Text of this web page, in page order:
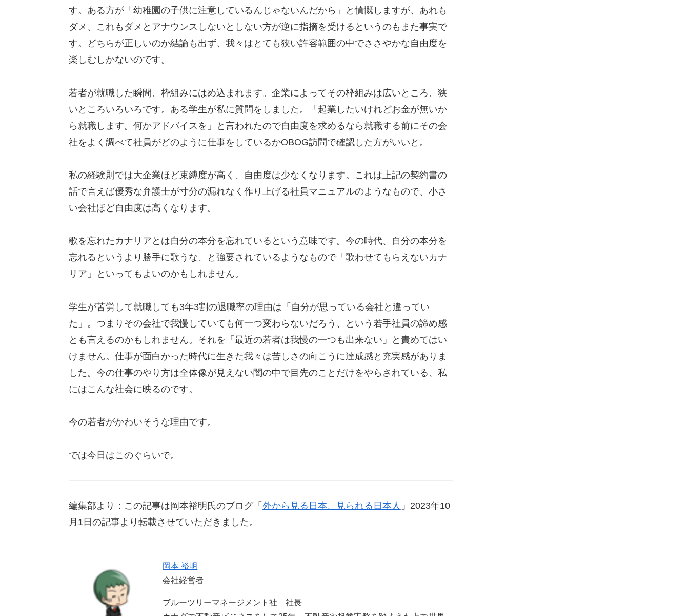
す。ある方が「幼稚園の子供に注意しているんじゃないんだから」と憤慨しますが、あれも
ダメ、これもダメとアナウンスしないとしない方が逆に指摘を受けるというのもまた事実で
す。どちらが正しいのか結論も出ず、我々はとても狭い許容範囲の中でささやかな自由度を
楽しむしかないのです。
若者が就職した瞬間、枠組みにはめ込まれます。企業によってその枠組みは広いところ、狭
いところいろいろです。ある学生が私に質問をしました。「起業したいけれどお金が無いか
ら就職します。何かアドバイスを」と言われたので自由度を求めるなら就職する前にその会
社をよく調べて社員がどのように仕事をしているかOBOG訪問で確認した方がいいと。
私の経験則では大企業ほど束縛度が高く、自由度は少なくなります。これは上記の契約書の
話で言えば優秀な弁護士が寸分の漏れなく作り上げる社員マニュアルのようなもので、小さ
い会社ほど自由度は高くなります。
歌を忘れたカナリアとは自分の本分を忘れているという意味です。今の時代、自分の本分を
忘れるというより勝手に歌うな、と強要されているようなもので「歌わせてもらえないカナ
リア」といってもよいのかもしれません。
学生が苦労して就職しても3年3割の退職率の理由は「自分が思っている会社と違ってい
た」。つまりその会社で我慢していても何一つ変わらないだろう、という若手社員の諦め感
とも言えるのかもしれません。それを「最近の若者は我慢の一つも出来ない」と責めてはい
けません。仕事が面白かった時代に生きた我々は苦しさの向こうに達成感と充実感がありま
した。今の仕事のやり方は全体像が見えない闇の中で目先のことだけをやらされている、私
にはこんな社会に映るのです。
今の若者がかわいそうな理由です。
では今日はこのぐらいで。
編集部より：この記事は岡本裕明氏のブログ「 外から見る日本、見られる日本人 」2023年10
月1日の記事より転載させていただきました。
岡本 裕明
会社経営者
ブルーツリーマネージメント社 社長